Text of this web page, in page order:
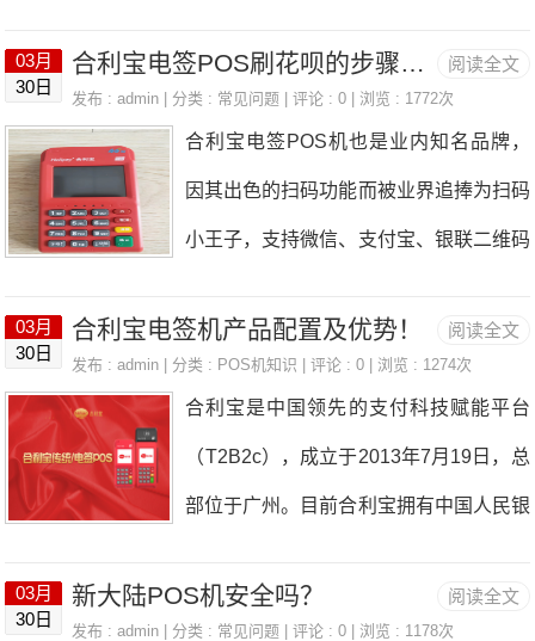
“立即认证”，来进行实名认证，依次拍摄
码收款，匀为匹配商户。
陆电签机磁条卡认证流程：打开小陆AP
阅读全文
03月
30日
合利宝电签POS刷花呗的步骤流程
发布 : admin | 分类 : 常见问题 | 评论 : 0 | 浏览 : 1772次
合利宝电签POS机也是业内知名品牌，
因其出色的扫码功能而被业界追捧为扫码
小王子，支持微信、支付宝、银联二维码
可证，稳定安全，不跳码。至于如何使用
优势，自带后置摄像头，可以扫描微信、
支付宝、银联二维码消费，尤其是微信。
阅读全文
03月
30日
合利宝电签机产品配置及优势！
发布 : admin | 分类 : POS机知识 | 评论 : 0 | 浏览 : 1274次
合利宝是中国领先的支付科技赋能平台
（T2B2c），成立于2013年7月19日，总
部位于广州。目前合利宝拥有中国人民银
务类型包含互联网支付、移动电话支付、
阅读全文
03月
30日
新大陆POS机安全吗？
发布 : admin | 分类 : 常见问题 | 评论 : 0 | 浏览 : 1178次